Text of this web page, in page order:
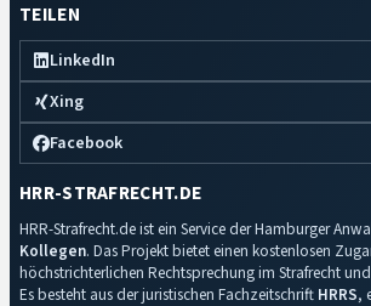
TEILEN
LinkedIn
Xing
Facebook
HRR-STRAFRECHT.DE
HRR-Strafrecht.de ist ein Service der Hamburger
Kollegen. Das Projekt bietet einen kostenlosen
höchstrichterlichen Rechtsprechung im Strafrecht
Es besteht aus der juristischen Fachzeitschrift HRRS,